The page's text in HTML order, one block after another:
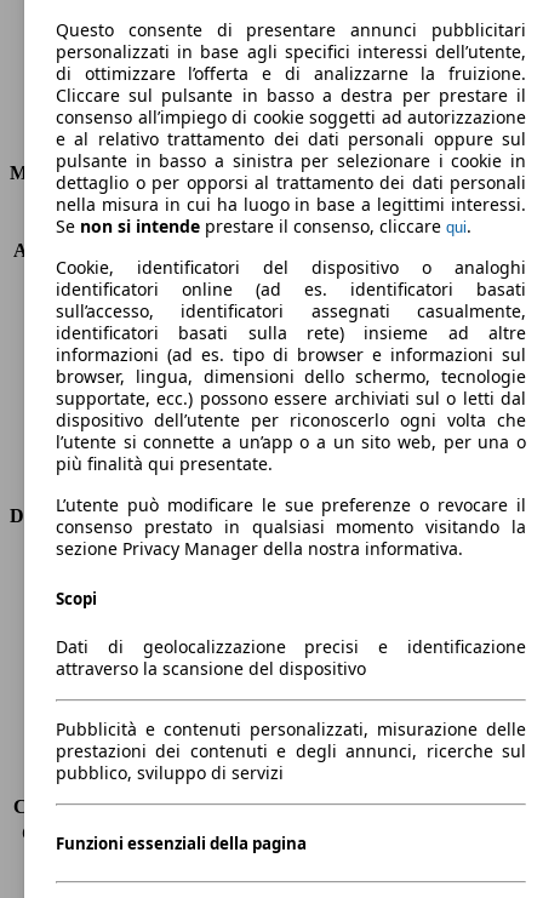
Elettrica
Carburante
Motore e Prestazioni
KW (PS)
70 kW (95 PS)
Accelerazione (0-100 km/h)
Velocità massima (km/h)
160 km/h
Numero di marce
1
Coppia
310 nm
Cilindrata
-
Carburante
Elettrica
Cilindri
-
Trasmissione
Automatico
Tipo di trazione
trazione posteriore
Dimensioni
Lunghezza
Passo
2770 mm
Peso massimo
2660 kg
Carico massimo
-
Porte
5
Sedili
5
Carico sul tetto
-
Capacità di traino (senza freni) -
Capacità di traino (con freni)
1000 kg
543 - 1575 l
Questo consente di presentare annunci pubblicitari
personalizzati in base agli specifici interessi dell’utente,
di ottimizzare l’offerta e di analizzarne la fruizione.
Cliccare sul pulsante in basso a destra per prestare il
consenso all’impiego di cookie soggetti ad autorizzazione
e al relativo trattamento dei dati personali oppure sul
pulsante in basso a sinistra per selezionare i cookie in
dettaglio o per opporsi al trattamento dei dati personali
nella misura in cui ha luogo in base a legittimi interessi.
Se non si intende prestare il consenso, cliccare qui.
Cookie, identificatori del dispositivo o analoghi
identificatori online (ad es. identificatori basati
sull’accesso, identificatori assegnati casualmente,
identificatori basati sulla rete) insieme ad altre
informazioni (ad es. tipo di browser e informazioni sul
browser, lingua, dimensioni dello schermo, tecnologie
supportate, ecc.) possono essere archiviati sul o letti dal
dispositivo dell’utente per riconoscerlo ogni volta che
l’utente si connette a un’app o a un sito web, per una o
più finalità qui presentate.
L’utente può modificare le sue preferenze o revocare il
consenso prestato in qualsiasi momento visitando la
sezione Privacy Manager della nostra informativa.
Scopi
Dati di geolocalizzazione precisi e identificazione
attraverso la scansione del dispositivo
Pubblicità e contenuti personalizzati, misurazione delle
prestazioni dei contenuti e degli annunci, ricerche sul
pubblico, sviluppo di servizi
Funzioni essenziali della pagina